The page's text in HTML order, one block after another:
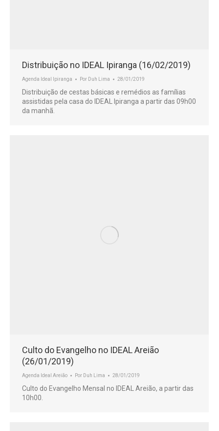
Distribuição no IDEAL Ipiranga (16/02/2019)
Agenda Ideal Ipiranga Por Duh Lima 28/01/2019
Distribuição de cestas básicas e remédios as famílias
assistidas pela casa do IDEAL Ipiranga a partir das 09h00
da manhã.
Culto do Evangelho no IDEAL Areião
(26/01/2019)
Agenda Ideal Areião Por Duh Lima 28/01/2019
Culto do Evangelho Mensal no IDEAL Areião, a partir das
10h00.